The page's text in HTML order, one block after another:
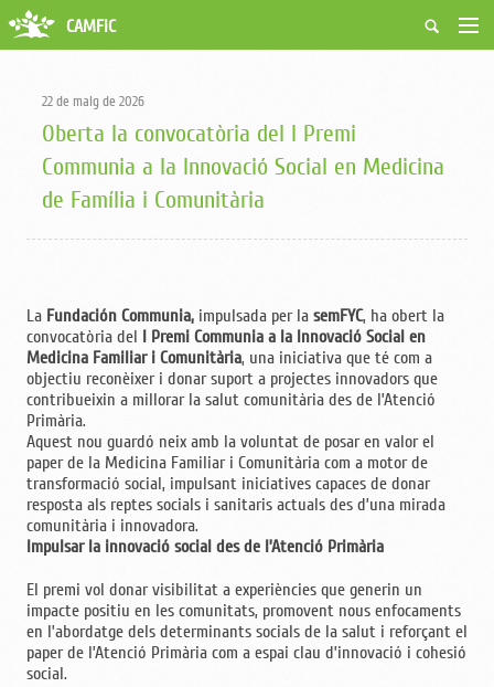
Qui som
Activitats
Borsa de treball
Ciutadans
CAMFiC
22 de maig de 2026
Oberta la convocatòria del I Premi
Communia a la Innovació Social en Medicina
de Família i Comunitària
La Fundación Communia, impulsada per la semFYC, ha obert la
convocatòria del I Premi Communia a la Innovació Social en
Medicina Familiar i Comunitària, una iniciativa que té com a
objectiu reconèixer i donar suport a projectes innovadors que
contribueixin a millorar la salut comunitària des de l’Atenció
Primària.
Aquest nou guardó neix amb la voluntat de posar en valor el
paper de la Medicina Familiar i Comunitària com a motor de
transformació social, impulsant iniciatives capaces de donar
resposta als reptes socials i sanitaris actuals des d’una mirada
comunitària i innovadora.
Impulsar la innovació social des de l’Atenció Primària
El premi vol donar visibilitat a experiències que generin un
impacte positiu en les comunitats, promovent nous enfocaments
en l’abordatge dels determinants socials de la salut i reforçant el
paper de l’Atenció Primària com a espai clau d’innovació i cohesió
social.